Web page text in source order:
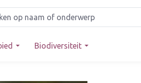
Biodiversiteit